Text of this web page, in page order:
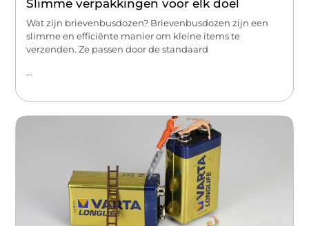
Slimme verpakkingen voor elk doel
Wat zijn brievenbusdozen? Brievenbusdozen zijn een
slimme en efficiënte manier om kleine items te
verzenden. Ze passen door de standaard
...